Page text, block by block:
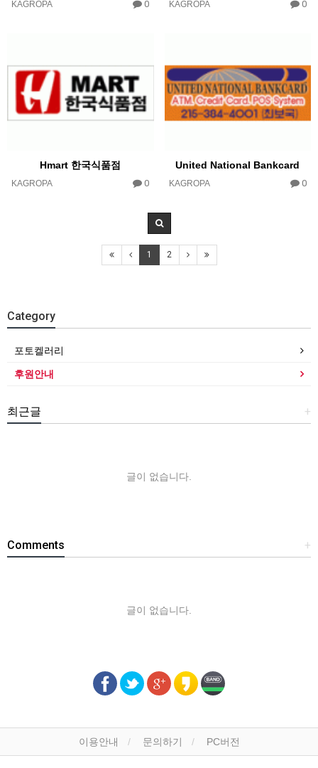
KAGROPA 0 KAGROPA 0
Hmart 한국식품점
KAGROPA 0
United National Bankcard
KAGROPA 0
1 2
Category
포토켈러리
후원안내
+
최근글
글이 없습니다.
+
Comments
글이 없습니다.
이용안내 문의하기 PC버전